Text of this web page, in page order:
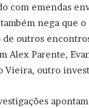
com emendas
nega que
outros
Alex Parente,
Vieira, outro